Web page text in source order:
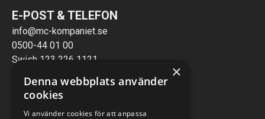
E-POST & TELEFON
info@mc-kompaniet.se
0500-44 01 00
Swish 123 226 1121
VERKSTAD
×
Denna webbplats använder
cookies
Vi använder cookies för att anpassa